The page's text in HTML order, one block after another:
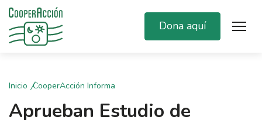
Dona aquí
Inicio CooperAcción Informa
Aprueban Estudio de